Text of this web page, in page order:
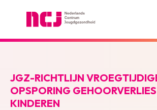
JGZ-RICHTLIJN
OPSPORING
KINDEREN